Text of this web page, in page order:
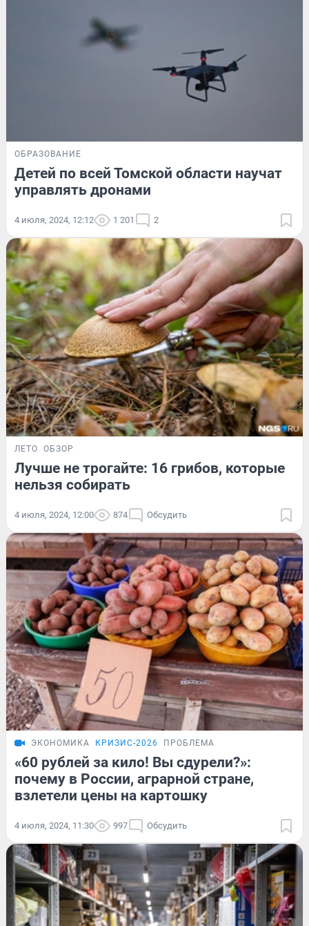
ОБРАЗОВАНИЕ
Детей по всей Томской области научат
управлять дронами
4 июля, 2024, 12:12 1 201 2
ЛЕТО ОБЗОР
Лучше не трогайте: 16 грибов, которые
нельзя собирать
4 июля, 2024, 12:00 874 Обсудить
ЭКОНОМИКА КРИЗИС-2026 ПРОБЛЕМА
«60 рублей за кило! Вы сдурели?»:
почему в России, аграрной стране,
взлетели цены на картошку
4 июля, 2024, 11:30 997 Обсудить